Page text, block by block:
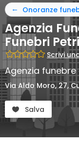
Onoranze
Agenzia
Funebri
Scrivi
Agenzia
Via Aldo Moro, 27,
Salva